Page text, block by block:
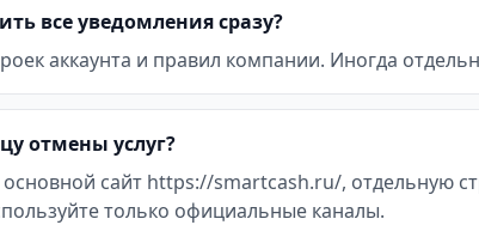
все уведомления сразу?
аккаунта и правил компании. Иногда
отмены услуг?
сайт https://smartcash.ru/, отдельную
только официальные каналы.